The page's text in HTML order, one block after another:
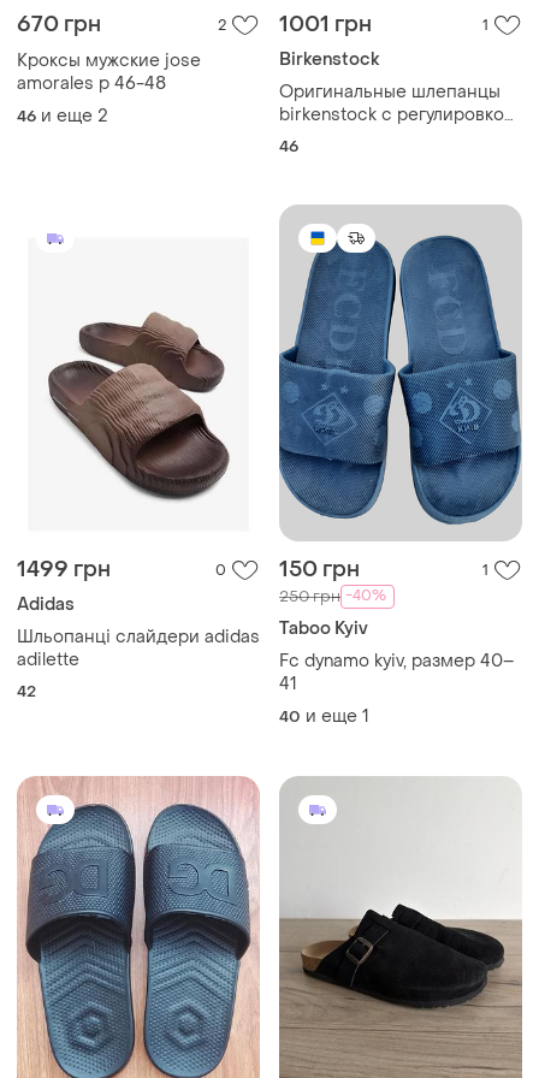
1499 грн
Шльопанці слайдери adidas
150 грн 1
250 грн -40%
Taboo Kyiv
Fc dynamo kyiv, размер 40–
41
40 и еще
250 грн 1
Мужские шлепанцы 43
размер сланцы тапочки
2999 грн 1
Birkenstock
Босоніжки шльопанці